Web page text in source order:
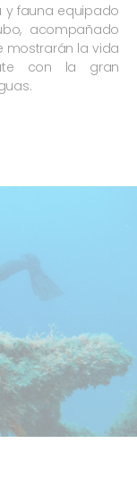
y fauna equipado
acompañado
mostrarán la vida
con la gran